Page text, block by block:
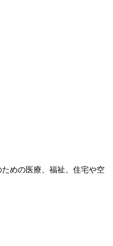
めの医療、福祉、住宅や空